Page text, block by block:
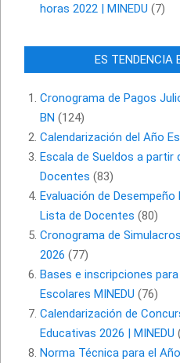
horas 2022 | MINEDU (7)
ES TENDENCIA
Cronograma de Pagos
BN (124)
Calendarización del Año
Escala de Sueldos a partir
Docentes (83)
Evaluación de Desempeño
Lista de Docentes (80)
Cronograma de
2026 (77)
Bases e inscripciones
Escolares MINEDU (76)
Calendarización de
Educativas 2026 | MINEDU
Norma Técnica para el